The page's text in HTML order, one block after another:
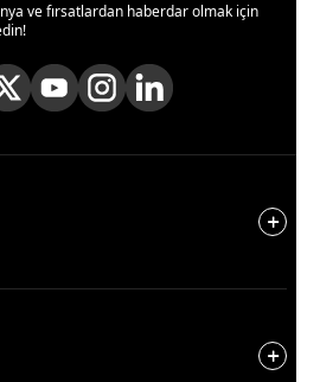
ve fırsatlardan haberdar olmak için